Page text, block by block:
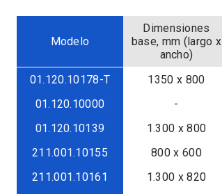
Modelo
Dimensiones
base, mm (largo x
ancho)
01.120.10178-T 1350 x 800
01.120.10000
-
01.120.10139
1.300 x 800
211.001.10155
800 x 600
211.001.10161
1.300 x 820